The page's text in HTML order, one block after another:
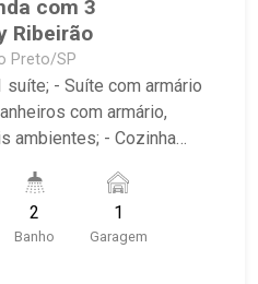
com 3
Ribeirão
Preto/SP
- Suíte com armário
e infantil, Área
Salão de festas,
2
Banho
1
Garagem